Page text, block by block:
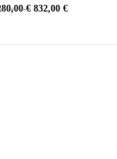
€ 832,00 €